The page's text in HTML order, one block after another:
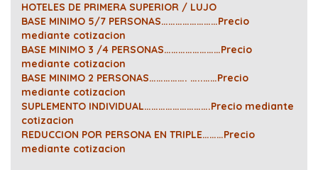
HOTELES DE PRIMERA SUPERIOR / LUJO
BASE MINIMO 5/7 PERSONAS……………………Precio
mediante cotizacion
BASE MINIMO 3 /4 PERSONAS……………………Precio
mediante cotizacion
BASE MINIMO 2 PERSONAS……………. …..……Precio
mediante cotizacion
SUPLEMENTO INDIVIDUAL……………………….Precio mediante
cotizacion
REDUCCION POR PERSONA EN TRIPLE………Precio
mediante cotizacion